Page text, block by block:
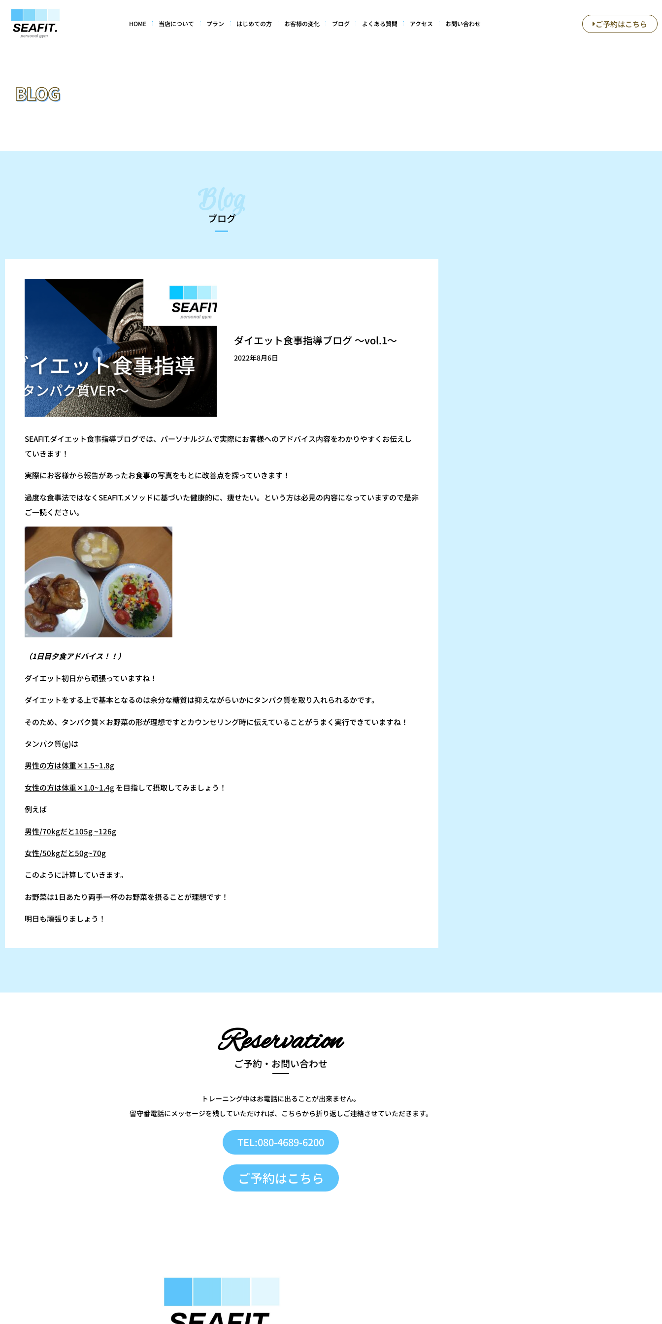
HOME 当店について プラン はじめての方 お客様の変化 ブログ よくある質問 アクセス お問い合わせ ご予約はこちら
BLOG
Blog
ブログ
ダイエット食事指導ブログ 〜vol.1〜
2022年8月6日
SEAFIT.ダイエット食事指導ブログでは、パーソナルジムで実際にお客様へのアドバイス内容をわかりやすくお伝えし
ていきます！
実際にお客様から報告があったお食事の写真をもとに改善点を探っていきます！
過度な食事法ではなくSEAFIT.メソッドに基づいた健康的に、痩せたい。という方は必見の内容になっていますので是非
ご一読ください。
（1日目夕食アドバイス！！）
ダイエット初日から頑張っていますね！
ダイエットをする上で基本となるのは余分な糖質は抑えながらいかにタンパク質を取り入れられるかです。
そのため、タンパク質×お野菜の形が理想ですとカウンセリング時に伝えていることがうまく実行できていますね！
タンパク質(g)は
男性の方は体重×1.5~1.8g
女性の方は体重×1.0~1.4gを目指して摂取してみましょう！
例えば
男性/70kgだと105g ~126g
女性/50kgだと50g~70g
このように計算していきます。
お野菜は1日あたり両手一杯のお野菜を摂ることが理想です！
明日も頑張りましょう！
Reservation
ご予約・お問い合わせ
トレーニング中はお電話に出ることが出来ません。
留守番電話にメッセージを残していただければ、こちらから折り返しご連絡させていただきます。
TEL:080-4689-6200
ご予約はこちら